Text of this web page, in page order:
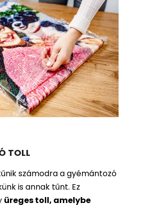
TOLL
számodra a gyémántozó
is annak tűnt. Ez
üreges toll, amelybe